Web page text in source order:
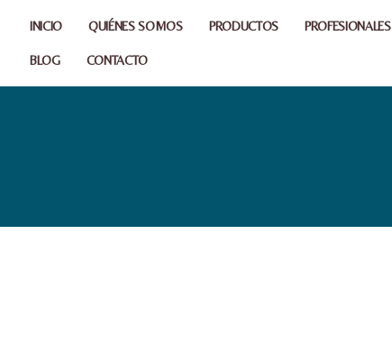
INICIO QUIÉNES SOMOS PRODUCTOS PROFESIONALES
BLOG CONTACTO